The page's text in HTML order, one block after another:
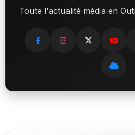
Toute l'actualité média en